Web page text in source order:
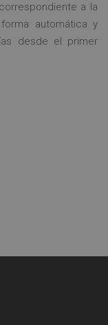
a la
automática y
desde el primer